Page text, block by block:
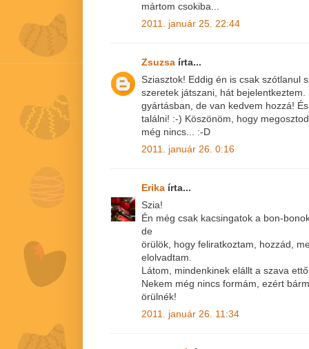
mártom csokiba...
2011. január 25. 22:44
Zsuzsa írta...
Sziasztok! Eddig én is csak szótlanul
szeretek játszani, hát
gyártásban, de van kedvem hozzá!
találni! :-) Köszönöm, hogy
még nincs... :-D
2011. január 26. 0:16
Erika írta...
Szia!
Én még csak kacsingatok a bon-
de
örülök, hogy feliratkoztam, hozzád,
elolvadtam.
Látom, mindenkinek elállt a szava
Nekem még nincs formám, ezért
örülnék!
2011. január 26. 11:34